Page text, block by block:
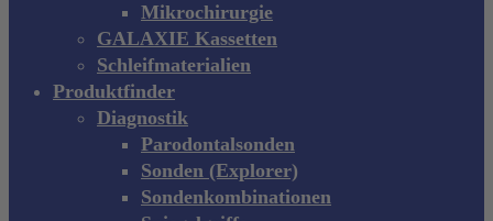
Mikrochirurgie
GALAXIE Kassetten
Schleifmaterialien
Produktfinder
Diagnostik
Parodontalsonden
Sonden (Explorer)
Sondenkombinationen